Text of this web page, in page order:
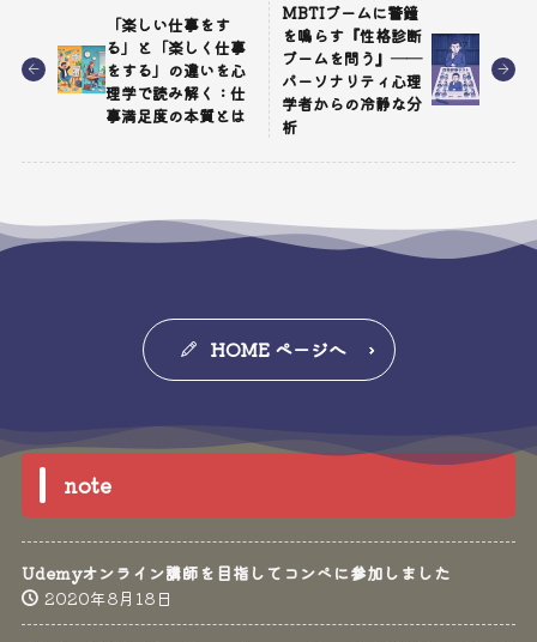
「楽しい仕事をす
る」と「楽しく仕事
をする」の違いを心
理学で読み解く：仕
事満足度の本質とは
MBTIブームに警鐘
を鳴らす『性格診断
ブームを問う』──
パーソナリティ心理
学者からの冷静な分
析
HOME ページへ
note
Udemyオンライン講師を目指してコンペに参加しました
2020年8月18日